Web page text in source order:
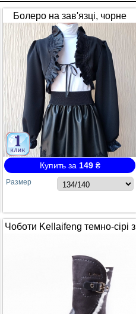
Болеро на зав'язці, чорне
(1653)
Купить за 149₴
Размер
Чоботи Kellaifeng темно-сірі з